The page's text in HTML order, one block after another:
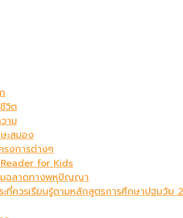
วิต
าม
ะสมอง
รงการต่างๆ
for Kids
มฉลาดทางพหุปัญญา
ที่ควรเรียนรู้ตามหลักสูตรการศึกษาปฐมวัย